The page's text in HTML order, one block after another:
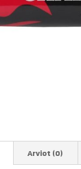
Arviot (0)